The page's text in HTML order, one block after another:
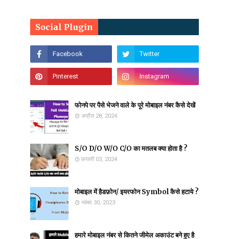
Social Plugin
फोनपे पर पैसे भेजने वाले के पूरे मोबाइल नंबर कैसे देखें
अप्रैल 28, 2024
S/O D/O W/O C/O का मतलब क्या होता है ?
फ़रवरी 03, 2024
मोबाइल में हैडफ़ोन/ इयरफोन Symbol कैसे हटाये ?
नवंबर 30, 2023
हमारे मोबाइल नंबर से कितने जीमेल अकाउंट बने हुए है